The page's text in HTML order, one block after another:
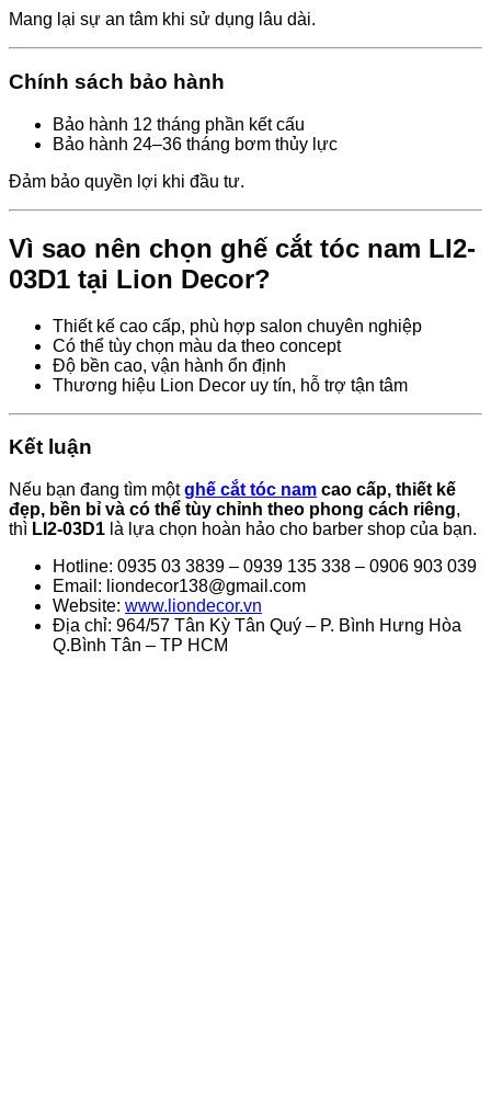
Mang lại sự an tâm khi sử dụng lâu dài.
Chính sách bảo hành
Bảo hành 12 tháng phần kết cấu
Bảo hành 24–36 tháng bơm thủy lực
Đảm bảo quyền lợi khi đầu tư.
Vì sao nên chọn ghế cắt tóc nam LI2-
03D1 tại Lion Decor?
Thiết kế cao cấp, phù hợp salon chuyên nghiệp
Có thể tùy chọn màu da theo concept
Độ bền cao, vận hành ổn định
Thương hiệu Lion Decor uy tín, hỗ trợ tận tâm
Kết luận
Nếu bạn đang tìm mộtghế cắt tóc nam cao cấp, thiết kế
đẹp, bền bỉ và có thể tùy chỉnh theo phong cách riêng,
thì LI2-03D1 là lựa chọn hoàn hảo cho barber shop của bạn.
Hotline: 0935 03 3839 – 0939 135 338 – 0906 903 039
Email: liondecor138@gmail.com
Website: www.liondecor.vn
Địa chỉ: 964/57 Tân Kỳ Tân Quý – P. Bình Hưng Hòa
Q.Bình Tân – TP HCM